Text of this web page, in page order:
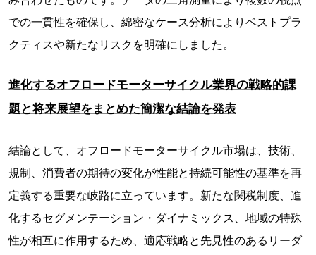
での一貫性を確保し、綿密なケース分析によりベストプラ
クティスや新たなリスクを明確にしました。
進化するオフロードモーターサイクル業界の戦略的課
題と将来展望をまとめた簡潔な結論を発表
結論として、オフロードモーターサイクル市場は、技術、
規制、消費者の期待の変化が性能と持続可能性の基準を再
定義する重要な岐路に立っています。新たな関税制度、進
化するセグメンテーション・ダイナミックス、地域の特殊
性が相互に作用するため、適応戦略と先見性のあるリーダ